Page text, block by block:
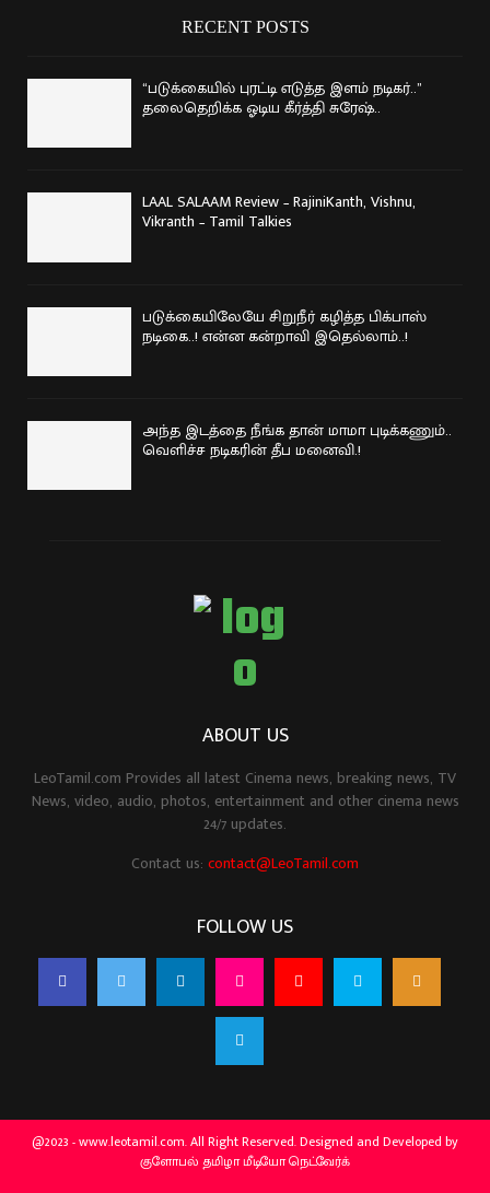
RECENT POSTS
“படுக்கையில் புரட்டி எடுத்த இளம் நடிகர்..”
தலைதெறிக்க ஓடிய கீர்த்தி சுரேஷ்..
LAAL SALAAM Review – RajiniKanth, Vishnu,
Vikranth – Tamil Talkies
படுக்கையிலேயே சிறுநீர் கழித்த பிக்பாஸ்
நடிகை..! என்ன கன்றாவி இதெல்லாம்..!
அந்த இடத்தை நீங்க தான் மாமா புடிக்கணும்..
வெளிச்ச நடிகரின் தீப மனைவி.!
ABOUT US
LeoTamil.com Provides all latest Cinema news, breaking news, TV
News, video, audio, photos, entertainment and other cinema news
24/7 updates.
Contact us: contact@LeoTamil.com
FOLLOW US
@2023 - www.leotamil.com. All Right Reserved. Designed and Developed by
குளோபல் தமிழா மீடியோ நெட்வேர்க்